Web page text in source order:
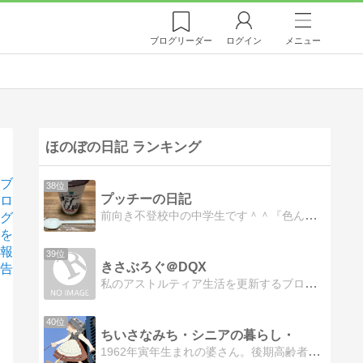
ブログリーダー ログイン メニュー
ブ
ロ
グ
を
報
告
ほのぼの日記 ランキング
38位
プッチーの日記
前向き不登校中の中学生です＾＾『色んなものに負けず、楽しく生活』を目指しています！！
39位
きさぶろぐ＠DQX
私のアストルティア生活を更新するブログです。
40位
ちいさなみち・シニアの暮らし・
1962年寅年生まれの婆さん。後期高齢者の夫と高齢犬との迷走の日々を綴っています。